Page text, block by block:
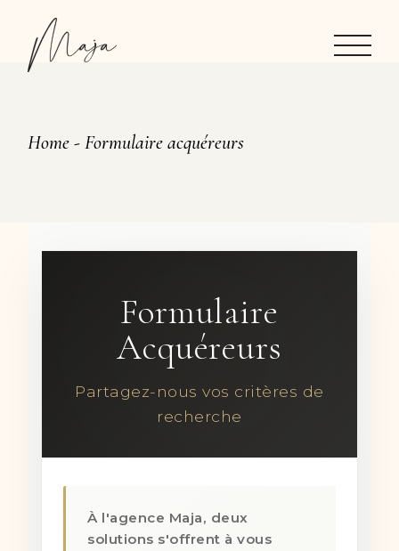
Home Formulaire acquéreurs
Formulaire
Acquéreurs
Partagez-nous vos critères de
recherche
À l'agence Maja, deux
solutions s'offrent à vous